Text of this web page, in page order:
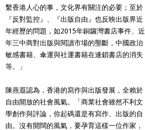
繫香港人心的事，文化界有關注的必要；至於
『反對監控』、『出版自由』也反映出版界近
年經歷的問題，如2015年銅鑼灣書店事件、近
年三中商對出版與閱讀市場的壟斷，中國政治
敏感書籍、傘運與社運書籍在連鎖書店的消失
等。」
陳燕遐認為，香港的寫作與出版發展，全賴於
自由開放的社會風氣。「商業社會雖然不利文
學創作與評論，你起碼還是有寫作、出版的自
由。沒有開闊的風氣，要孕育這樣一位作家，